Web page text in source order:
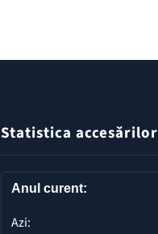
Statistica accesărilor
Anul curent:
Azi: